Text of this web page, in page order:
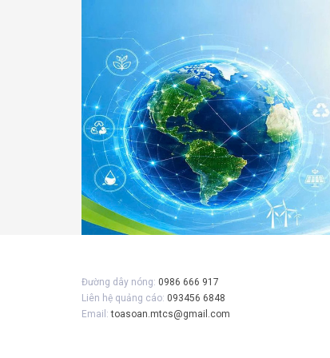
Đường dây nóng: 0986 666 917
Liên hệ quảng cáo: 093456 6848
Email:toasoan.mtcs@gmail.com